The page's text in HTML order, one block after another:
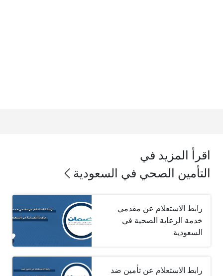
اقرأ المزيد في
التأمين الصحي في السعودية
رابط الاستعلام عن مقدمي
خدمة الرعاية الصحية في
السعودية
رابط الاستعلام عن تأمين ضد